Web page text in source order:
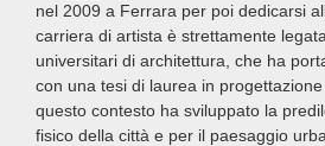
nel 2009 a Ferrara per poi dedicarsi
carriera di artista è strettamente
universitari di architettura, che ha
con una tesi di laurea in
questo contesto ha sviluppato la
fisico della città e per il paesaggio